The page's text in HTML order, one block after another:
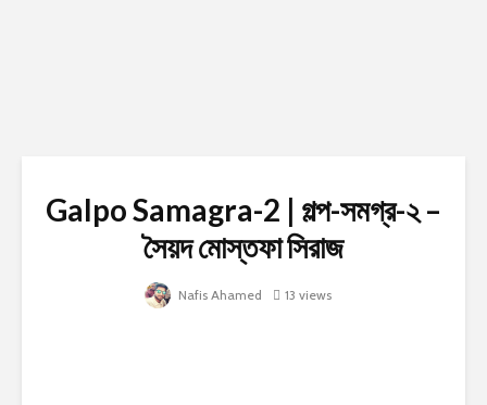
Galpo Samagra-2 | গল্প-সমগ্র-২ –
সৈয়দ মোস্তফা সিরাজ
Nafis Ahamed 13 views